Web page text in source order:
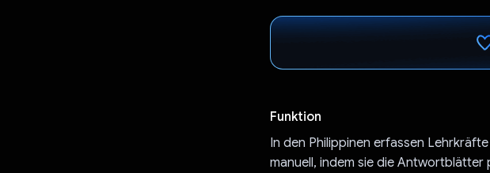
Funktion
In den Philippinen erfassen
manuell, indem sie die Antwortblätter